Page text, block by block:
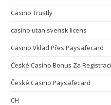
Casino Trustly
casino utan svensk licens
Casino Vklad Přes Paysafecard
České Casino Bonus Za Registraci
České Casino Paysafecard
CH